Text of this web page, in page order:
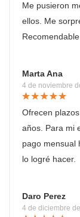
Me pusieron
ellos. Me
Marta Ana
4 de noviembre
Ofrecen
años. Para mi
pago mensual
lo logré hacer.
Daro Perez
4 de diciembre